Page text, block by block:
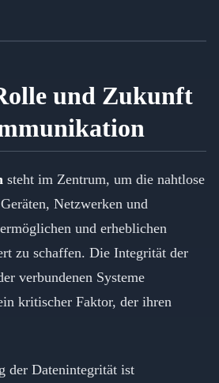
und Zukunft
steht im Zentrum, um die nahtlose
Netzwerken und
und erheblichen
zu schaffen. Die Integrität der
verbundenen Systeme
kritischer Faktor, der ihren
der Datenintegrität ist